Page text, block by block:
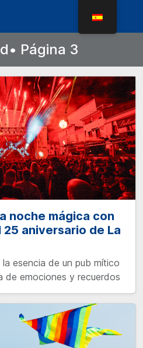
Página 3
noche mágica con
aniversario de La
esencia de un pub mítico
de emociones y recuerdos